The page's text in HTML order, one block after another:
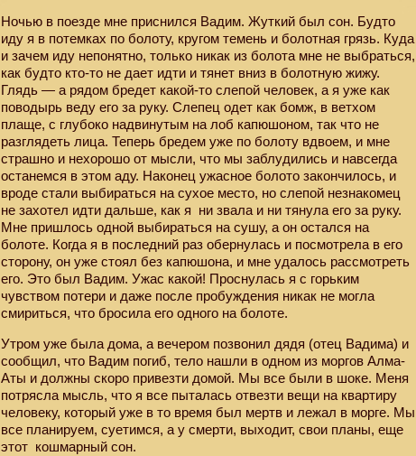
Ночью в поезде мне приснился Вадим. Жуткий был сон. Будто
иду я в потемках по болоту, кругом темень и болотная грязь. Куда
и зачем иду непонятно, только никак из болота мне не выбраться,
как будто кто-то не дает идти и тянет вниз в болотную жижу.
Глядь — а рядом бредет какой-то слепой человек, а я уже как
поводырь веду его за руку. Слепец одет как бомж, в ветхом
плаще, с глубоко надвинутым на лоб капюшоном, так что не
разглядеть лица. Теперь бредем уже по болоту вдвоем, и мне
страшно и нехорошо от мысли, что мы заблудились и навсегда
останемся в этом аду. Наконец ужасное болото закончилось, и
вроде стали выбираться на сухое место, но слепой незнакомец
не захотел идти дальше, как я ни звала и ни тянула его за руку.
Мне пришлось одной выбираться на сушу, а он остался на
болоте. Когда я в последний раз обернулась и посмотрела в его
сторону, он уже стоял без капюшона, и мне удалось рассмотреть
его. Это был Вадим. Ужас какой! Проснулась я с горьким
чувством потери и даже после пробуждения никак не могла
смириться, что бросила его одного на болоте.
Утром уже была дома, а вечером позвонил дядя (отец Вадима) и
сообщил, что Вадим погиб, тело нашли в одном из моргов Алма-
Аты и должны скоро привезти домой. Мы все были в шоке. Меня
потрясла мысль, что я все пыталась отвезти вещи на квартиру
человеку, который уже в то время был мертв и лежал в морге. Мы
все планируем, суетимся, а у смерти, выходит, свои планы, еще
этот кошмарный сон.